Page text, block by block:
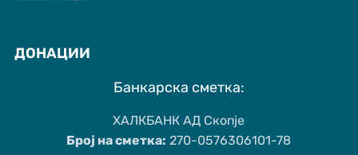
ДОНАЦИИ
Банкарска сметка:
ХАЛКБАНК АД Скопје
Број на сметка: 270-0576306101-78